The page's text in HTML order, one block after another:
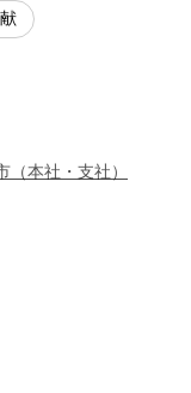
（本社・支社 ）